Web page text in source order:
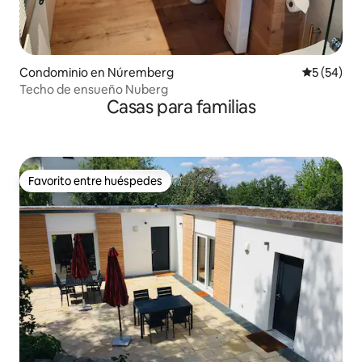
Condominio en Núremberg
5 (54)
Techo de ensueño Nuberg
Casas para familias
Favorito entre huéspedes
Favorito entre huéspedes